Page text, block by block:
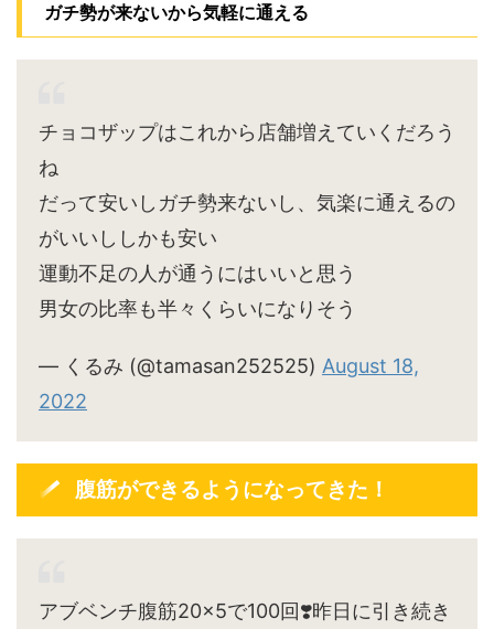
ガチ勢が来ないから気軽に通える
チョコザップはこれから店舗増えていくだろう
ね
だって安いしガチ勢来ないし、気楽に通えるの
がいいししかも安い
運動不足の人が通うにはいいと思う
男女の比率も半々くらいになりそう
— くるみ (@tamasan252525) August 18,
2022
腹筋ができるようになってきた！
アブベンチ腹筋20×5で100回❣️昨日に引き続き